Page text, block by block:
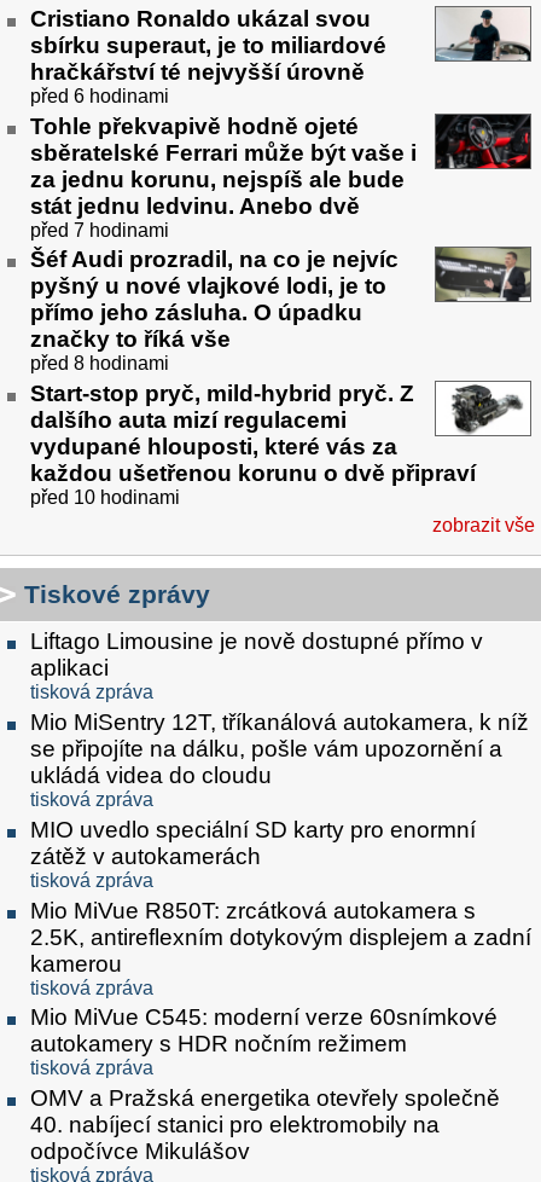
Cristiano Ronaldo ukázal svou
sbírku superaut, je to miliardové
hračkářství té nejvyšší úrovně
před 6 hodinami
Tohle překvapivě hodně ojeté
sběratelské Ferrari může být vaše i
za jednu korunu, nejspíš ale bude
stát jednu ledvinu. Anebo dvě
před 7 hodinami
Šéf Audi prozradil, na co je nejvíc
pyšný u nové vlajkové lodi, je to
přímo jeho zásluha. O úpadku
značky to říká vše
před 8 hodinami
Start-stop pryč, mild-hybrid pryč. Z
dalšího auta mizí regulacemi
vydupané hlouposti, které vás za
každou ušetřenou korunu o dvě připraví
před 10 hodinami
zobrazit vše
Tiskové zprávy
Liftago Limousine je nově dostupné přímo v
aplikaci
tisková zpráva
Mio MiSentry 12T, tříkanálová autokamera, k níž
se připojíte na dálku, pošle vám upozornění a
ukládá videa do cloudu
tisková zpráva
MIO uvedlo speciální SD karty pro enormní
zátěž v autokamerách
tisková zpráva
Mio MiVue R850T: zrcátková autokamera s
2.5K, antireflexním dotykovým displejem a zadní
kamerou
tisková zpráva
Mio MiVue C545: moderní verze 60snímkové
autokamery s HDR nočním režimem
tisková zpráva
OMV a Pražská energetika otevřely společně
40. nabíjecí stanici pro elektromobily na
odpočívce Mikulášov
tisková zpráva